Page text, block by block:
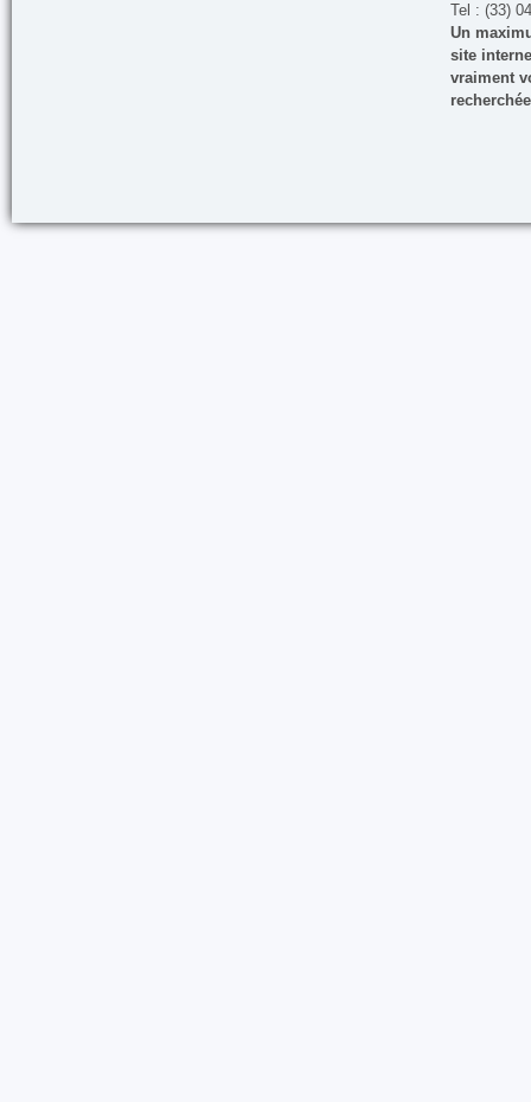
Tel : (33)
Un
site
vraiment